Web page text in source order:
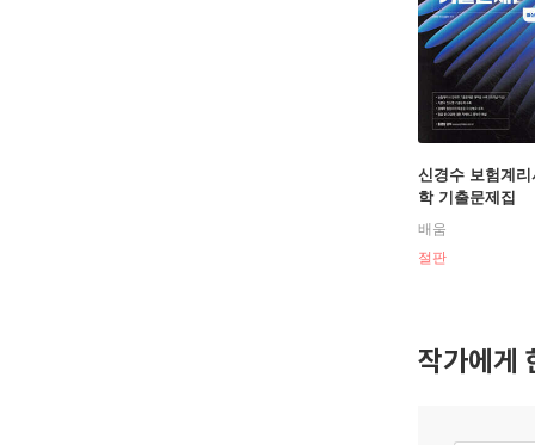
신경수 보험계
학 기출문제집
배움
절판
작가에게